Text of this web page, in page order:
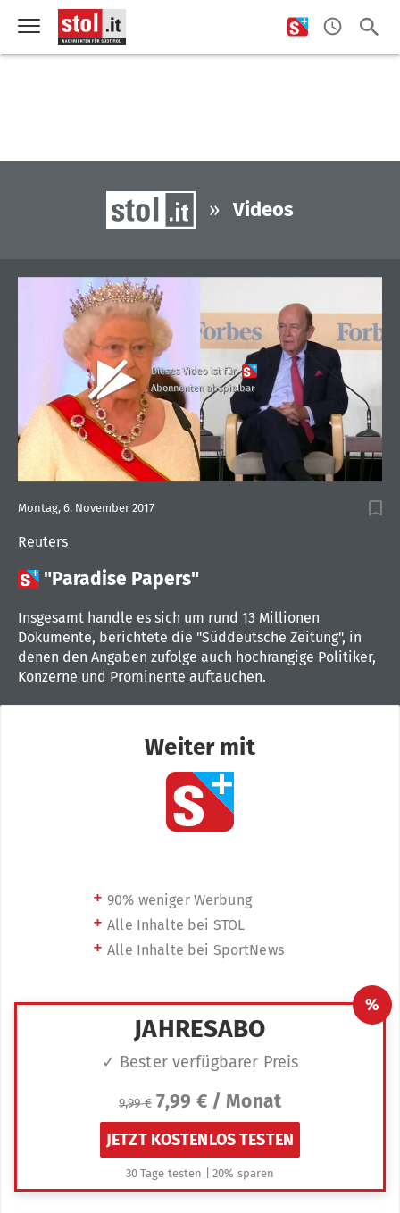
» Videos
Dieses Video ist für
Abonnenten abspielbar
Reuters
Montag, 6. November 2017
 "Paradise Papers"
Insgesamt handle es sich um rund 13 Millionen
Dokumente, berichtete die "Süddeutsche Zeitung", in
denen den Angaben zufolge auch hochrangige Politiker,
Konzerne und Prominente auftauchen.